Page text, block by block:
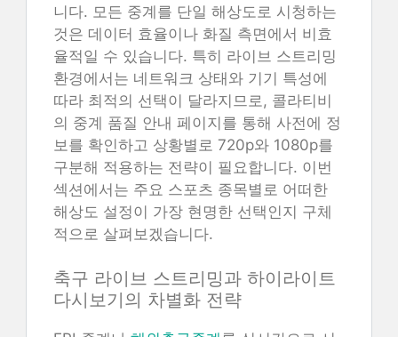
니다. 모든 중계를 단일 해상도로 시청하는
것은 데이터 효율이나 화질 측면에서 비효
율적일 수 있습니다. 특히 라이브 스트리밍
환경에서는 네트워크 상태와 기기 특성에
따라 최적의 선택이 달라지므로, 콜라티비
의 중계 품질 안내 페이지를 통해 사전에 정
보를 확인하고 상황별로 720p와 1080p를
구분해 적용하는 전략이 필요합니다. 이번
섹션에서는 주요 스포츠 종목별로 어떠한
해상도 설정이 가장 현명한 선택인지 구체
적으로 살펴보겠습니다.
축구 라이브 스트리밍과 하이라이트
다시보기의 차별화 전략